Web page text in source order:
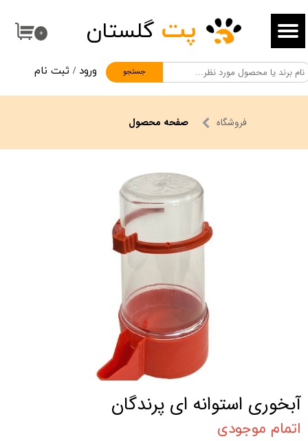
۰
جستجو
پت گلستان
ورود / ثبت نام
حساب کاربری من
تغییر گذر واژه
سفارشات
خروج از حساب کاربری
فروشگاه صفحه محصول
آبخوری استوانه ای پرندگان
اتمام موجودی